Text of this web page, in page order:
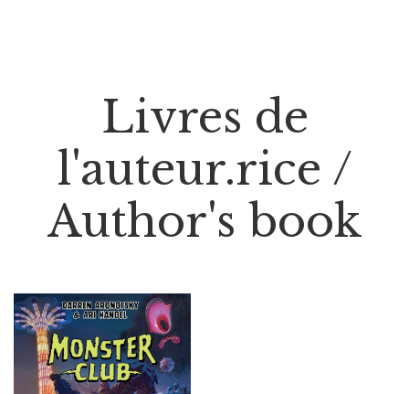
Livres de
l'auteur.rice /
Author's book